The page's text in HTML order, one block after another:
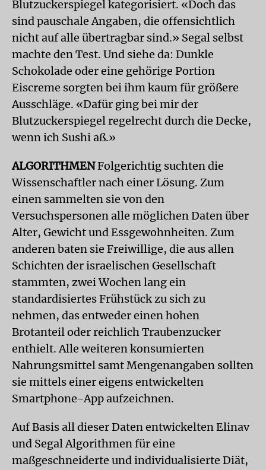
Blutzuckerspiegel kategorisiert. «Doch das
sind pauschale Angaben, die offensichtlich
nicht auf alle übertragbar sind.» Segal selbst
machte den Test. Und siehe da: Dunkle
Schokolade oder eine gehörige Portion
Eiscreme sorgten bei ihm kaum für größere
Ausschläge. «Dafür ging bei mir der
Blutzuckerspiegel regelrecht durch die Decke,
wenn ich Sushi aß.»
ALGORITHMENFolgerichtig suchten die
Wissenschaftler nach einer Lösung. Zum
einen sammelten sie von den
Versuchspersonen alle möglichen Daten über
Alter, Gewicht und Essgewohnheiten. Zum
anderen baten sie Freiwillige, die aus allen
Schichten der israelischen Gesellschaft
stammten, zwei Wochen lang ein
standardisiertes Frühstück zu sich zu
nehmen, das entweder einen hohen
Brotanteil oder reichlich Traubenzucker
enthielt. Alle weiteren konsumierten
Nahrungsmittel samt Mengenangaben sollten
sie mittels einer eigens entwickelten
Smartphone-App aufzeichnen.
Auf Basis all dieser Daten entwickelten Elinav
und Segal Algorithmen für eine
maßgeschneiderte und individualisierte Diät,